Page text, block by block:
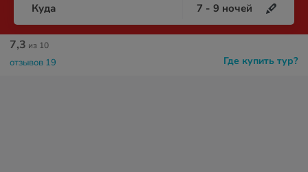
Куда 7 - 9 ночей
Где купить тур?
7,3 из 10
отзывов 19